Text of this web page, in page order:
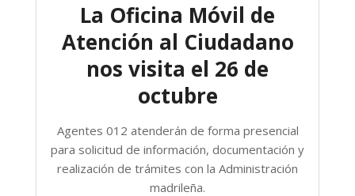
La Oficina Móvil de
Atención al Ciudadano
nos visita el 26 de
octubre
Agentes 012 atenderán de forma presencial
para solicitud de información, documentación y
realización de trámites con la Administración
madrileña.